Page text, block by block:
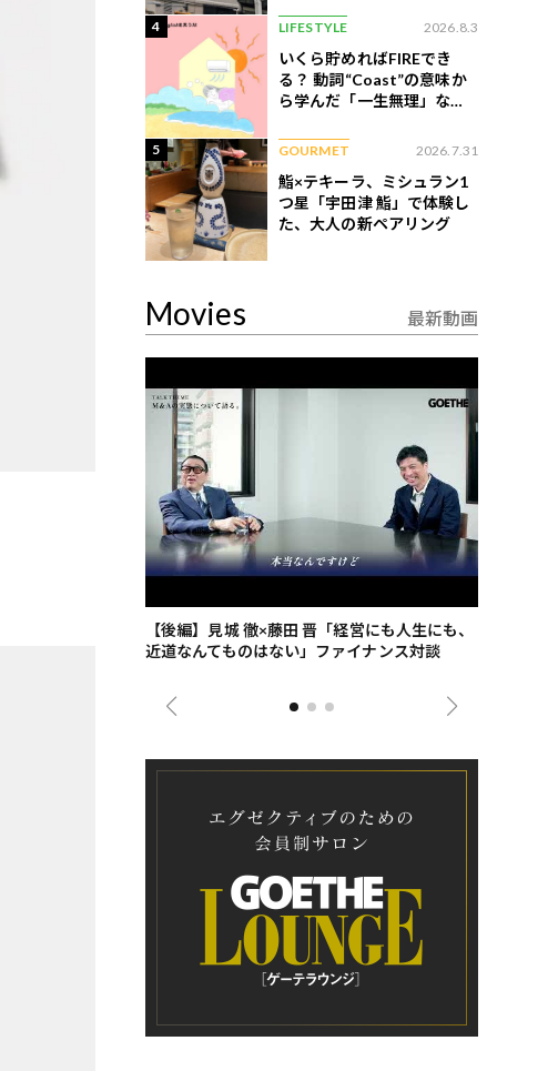
4 LIFESTYLE 2026.8.3
いくら貯めればFIREでき
る？ 動詞“Coast”の意味か
ら学んだ「一生無理」な切
5 GOURMET 2026.7.31
鮨×テキーラ、ミシュラン1
つ星「宇田津 鮨」で体験し
た、大人の新ペアリング
Movies 最新動画
【後編】見城 徹×藤田 晋「経営にも人生にも、
近道なんてものはない」ファイナンス対談